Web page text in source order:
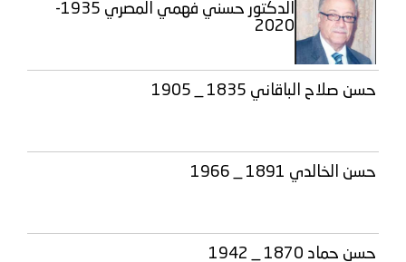
الدكتور حسني فهمي المصري 1935-
2020
حسن صلاح الباقاني 1835 _ 1905
حسن الخالدي 1891 _ 1966
حسن حماد 1870 _ 1942